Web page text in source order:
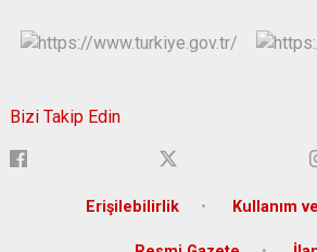
Bizi Takip Edin
Erişilebilirlik Kullanım